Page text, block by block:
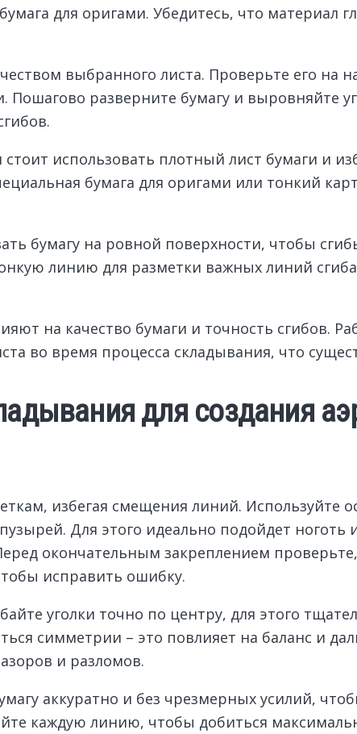
для оригами. Убедитесь, что материал
выбранного листа. Проверьте его на
разверните бумагу и выровняйте
использовать плотный лист бумаги и
бумага для оригами или тонкий
бумагу на ровной поверхности, чтобы
линию для разметки важных линий
на качество бумаги и точность сгибов.
во время процесса складывания, что
для создания
избегая смещения линий.
Для этого идеально подойдет
окончательным закреплением
исправить ошибку.
уголки точно по центру, для этого
симметрии – это повлияет на баланс и
и разломов.
аккуратно и без чрезмерных усилий,
каждую линию, чтобы добиться